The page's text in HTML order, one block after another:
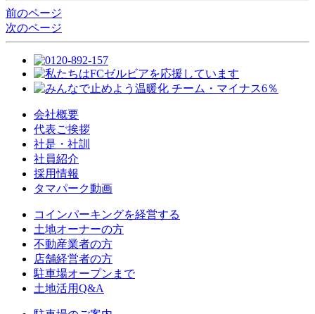
前のページ
次のページ
会社概要
代表ご挨拶
社是・社訓
社員紹介
採用情報
タマパーク動画
コインパーキングを経営する
土地オーナーの方
不動産業者の方
店舗経営者の方
駐車場オープンまで
土地活用Q&A